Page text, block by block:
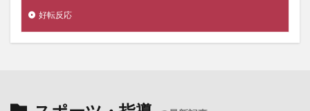
好転反応